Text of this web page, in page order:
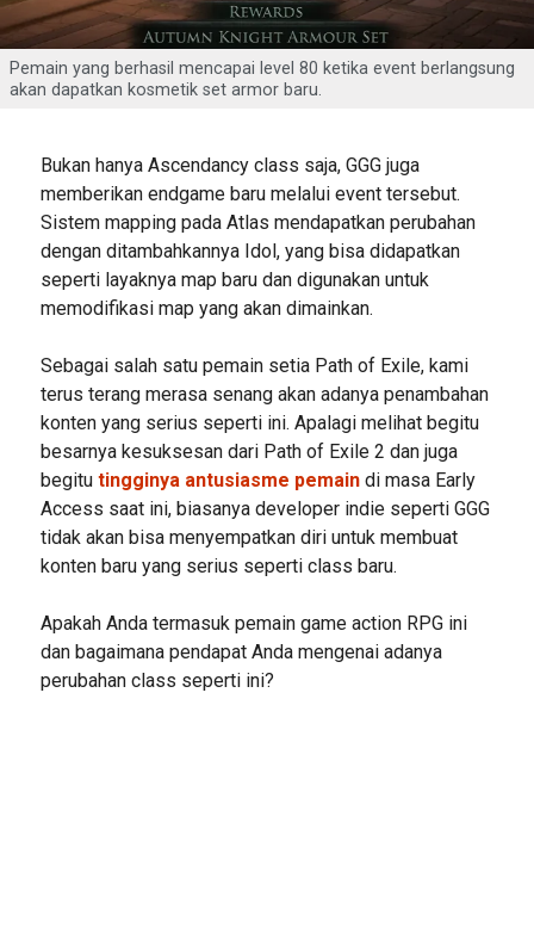
Pemain yang berhasil mencapai level 80 ketika event berlangsung
akan dapatkan kosmetik set armor baru.
Bukan hanya Ascendancy class saja, GGG juga
memberikan endgame baru melalui event tersebut.
Sistem mapping pada Atlas mendapatkan perubahan
dengan ditambahkannya Idol, yang bisa didapatkan
seperti layaknya map baru dan digunakan untuk
memodifikasi map yang akan dimainkan.
Sebagai salah satu pemain setia Path of Exile, kami
terus terang merasa senang akan adanya penambahan
konten yang serius seperti ini. Apalagi melihat begitu
besarnya kesuksesan dari Path of Exile 2 dan juga
begitu tingginya antusiasme pemaindi masa Early
Access saat ini, biasanya developer indie seperti GGG
tidak akan bisa menyempatkan diri untuk membuat
konten baru yang serius seperti class baru.
Apakah Anda termasuk pemain game action RPG ini
dan bagaimana pendapat Anda mengenai adanya
perubahan class seperti ini?